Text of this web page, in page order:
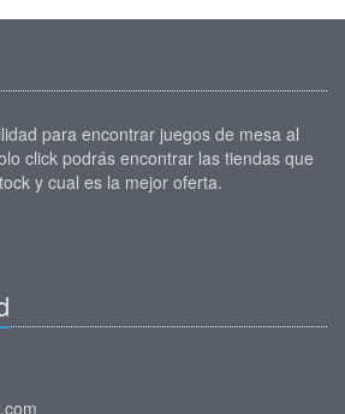
para encontrar juegos de mesa al
click podrás encontrar las tiendas que
y cual es la mejor oferta.